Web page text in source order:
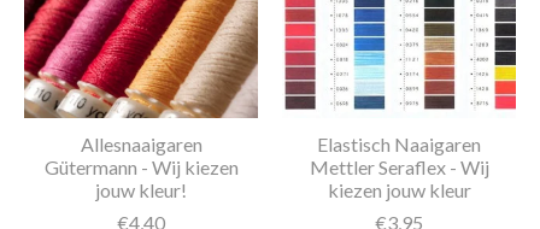
Allesnaaigaren
Gütermann - Wij kiezen
jouw kleur!
€4,40
Elastisch Naaigaren
Mettler Seraflex - Wij
kiezen jouw kleur
€3,95